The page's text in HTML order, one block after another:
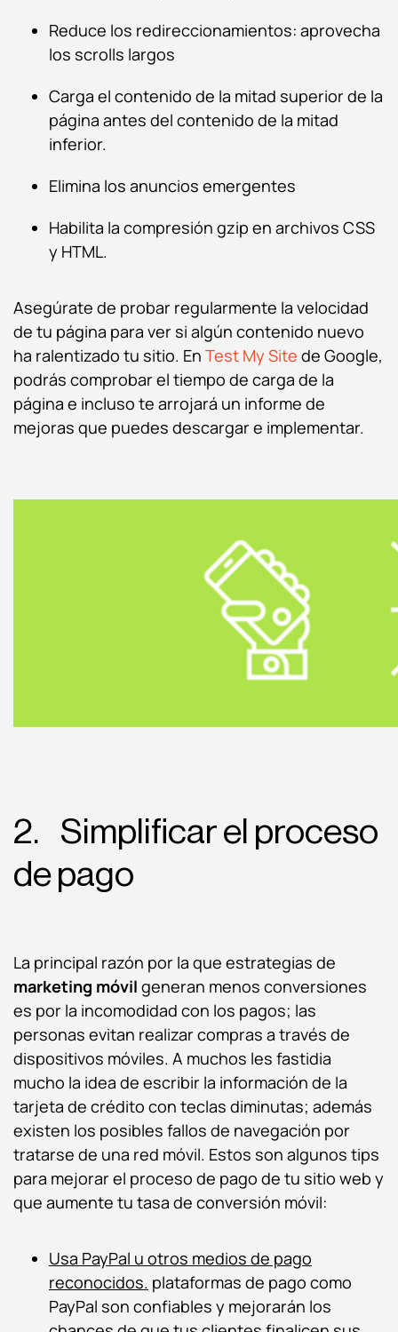
Reduce los redireccionamientos: aprovecha
los scrolls largos
Carga el contenido de la mitad superior de la
página antes del contenido de la mitad
inferior.
Elimina los anuncios emergentes
Habilita la compresión gzip en archivos CSS
y HTML.
Asegúrate de probar regularmente la velocidad
de tu página para ver si algún contenido nuevo
ha ralentizado tu sitio. En Test My Site de Google,
podrás comprobar el tiempo de carga de la
página e incluso te arrojará un informe de
mejoras que puedes descargar e implementar.
2. Simplificar el proceso
de pago
La principal razón por la que estrategias de
marketing móvil generan menos conversiones
es por la incomodidad con los pagos; las
personas evitan realizar compras a través de
dispositivos móviles. A muchos les fastidia
mucho la idea de escribir la información de la
tarjeta de crédito con teclas diminutas; además
existen los posibles fallos de navegación por
tratarse de una red móvil. Estos son algunos tips
para mejorar el proceso de pago de tu sitio web y
que aumente tu tasa de conversión móvil:
Usa PayPal u otros medios de pago
reconocidos. plataformas de pago como
PayPal son confiables y mejorarán los